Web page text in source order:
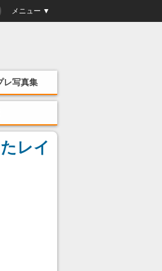
メニュー ▼
レ写真集
レイ